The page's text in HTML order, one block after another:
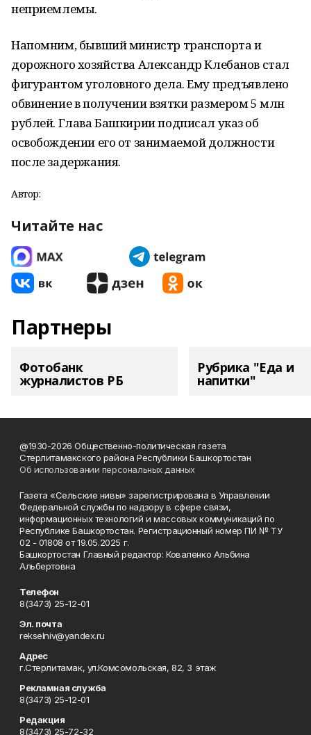
неприемлемы.
Напомним, бывший министр транспорта и
дорожного хозяйства Александр Клебанов стал
фигурантом уголовного дела. Ему предъявлено
обвинение в получении взятки размером 5 млн
рублей. Глава Башкирии подписал указ об
освобождении его от занимаемой должности
после задержания.
Автор:
Читайте нас
Партнеры
Фотобанк
журналистов РБ
Рубрика "Еда и
напитки"
@1930-2026 Общественно-политическая газета
Стерлитамакского района Республики Башкортостан
Об использовании персональных данных
Газета «Сельские нивы» зарегистрирована в Управлении
Федеральной службы по надзору в сфере связи,
информационных технологий и массовых коммуникаций по
Республике Башкортостан. Регистрационный номер ПИ № ТУ
02 - 01808 от 19.05.2025 г.
Башкортостан Главный редактор: Коваленко Альбина
Альбертовна
Телефон
8(3473) 25-12-01
Эл. почта
rekselniv@yandex.ru
Адрес
г.Стерлитамак, ул.Комсомольская, 82, 3 этаж
Рекламная служба
8(3473) 25-12-01
Редакция
8(3473) 25-72-32